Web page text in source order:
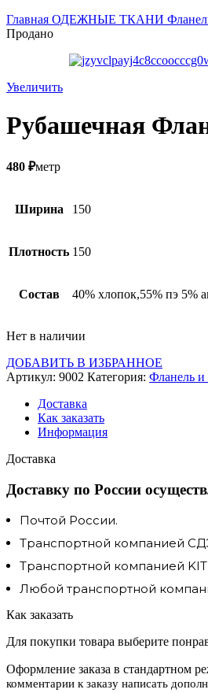
Главная ОДЕЖНЫЕ ТКАНИ
Продано
Увеличить
Рубашечная
480 ₽метр
Ширина 150
Плотность 150
Состав 40% хлопок,55% пэ 5%
Нет в наличии
ДОБАВИТЬ В ИЗБРАННОЕ
Артикул: 9002 Категория: Фланель
Доставка
Как заказать
Информация
Доставка
Доставку по России
Почтой России.
Транспортной компанией
Транспортной компанией KIT.
Любой транспортной
Как заказать
Для покупки товара выберите
Оформление заказа в стандартном
комментарии к заказу написать